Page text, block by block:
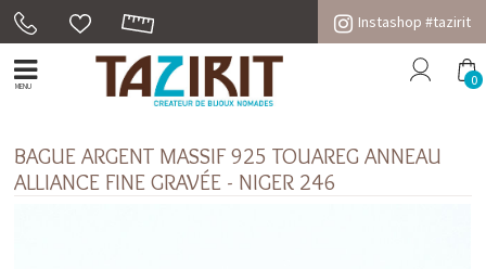
Instashop #tazirit
MENU 0
BAGUE ARGENT MASSIF 925 TOUAREG ANNEAU
ALLIANCE FINE GRAVÉE - NIGER 246